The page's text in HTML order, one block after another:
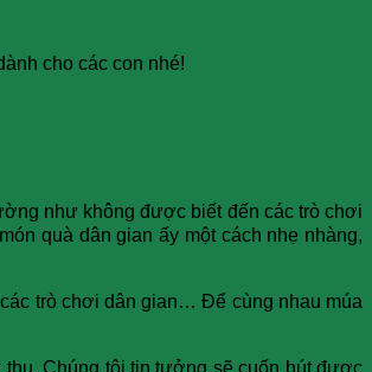
cho các con nhé!
như không được biết đến các trò chơi
quà dân gian ấy một cách nhẹ nhàng,
trò chơi dân gian… Để cùng nhau múa
Chúng tôi tin tưởng sẽ cuốn hút được